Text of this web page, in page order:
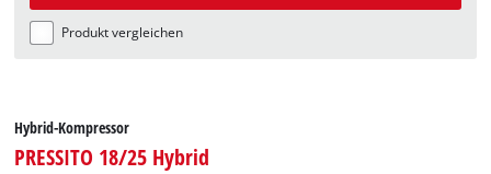
Produkt vergleichen
Hybrid-Kompressor
PRESSITO 18/25 Hybrid